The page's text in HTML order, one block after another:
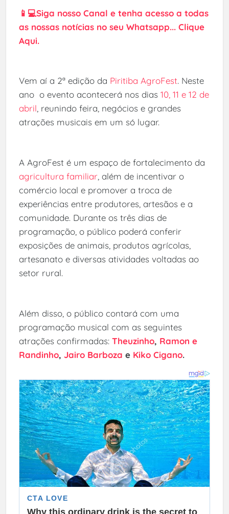
📱💻Siga nosso Canal e tenha acesso a todas
as nossas notícias no seu Whatsapp... Clique
Aqui.
Vem aí a 2ª edição da Piritiba AgroFest. Neste
ano o evento acontecerá nos dias 10, 11 e 12 de
abril, reunindo feira, negócios e grandes
atrações musicais em um só lugar.
A AgroFest é um espaço de fortalecimento da
agricultura familiar, além de incentivar o
comércio local e promover a troca de
experiências entre produtores, artesãos e a
comunidade. Durante os três dias de
programação, o público poderá conferir
exposições de animais, produtos agrícolas,
artesanato e diversas atividades voltadas ao
setor rural.
Além disso, o público contará com uma
programação musical com as seguintes
atrações confirmadas: Theuzinho, Ramon e
Randinho, Jairo Barboza e Kiko Cigano.